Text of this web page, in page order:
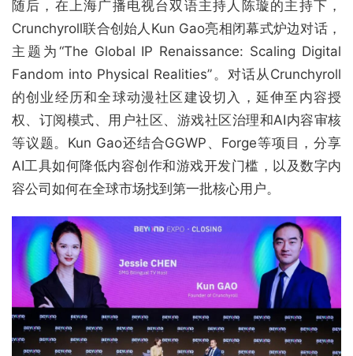
随后，在上海广播电视台双语主持人陈璇的主持下，
Crunchyroll联合创始人Kun Gao亮相闭幕式炉边对话，
主题为“The Global IP Renaissance: Scaling Digital
Fandom into Physical Realities”。对话从Crunchyroll
的创业经历和全球动漫社区建设切入，延伸至内容授
权、订阅模式、用户社区、游戏社区治理和AI内容审核
等议题。Kun Gao还结合GGWP、Forge等项目，分享
AI工具如何降低内容创作和游戏开发门槛，以及数字内
容公司如何在全球市场找到第一批核心用户。